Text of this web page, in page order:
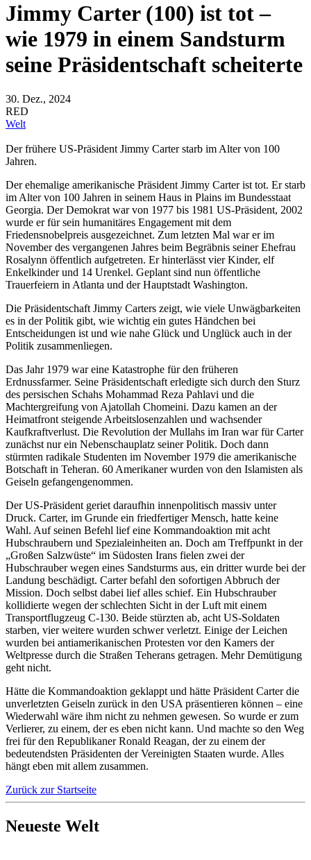
Jimmy Carter (100) ist tot –
wie 1979 in einem Sandsturm
seine Präsidentschaft scheiterte
30. Dez., 2024
RED
Welt
Der frühere US-Präsident Jimmy Carter starb im Alter von 100
Jahren.
Der ehemalige amerikanische Präsident Jimmy Carter ist tot. Er starb
im Alter von 100 Jahren in seinem Haus in Plains im Bundesstaat
Georgia. Der Demokrat war von 1977 bis 1981 US-Präsident, 2002
wurde er für sein humanitäres Engagement mit dem
Friedensnobelpreis ausgezeichnet. Zum letzten Mal war er im
November des vergangenen Jahres beim Begräbnis seiner Ehefrau
Rosalynn öffentlich aufgetreten. Er hinterlässt vier Kinder, elf
Enkelkinder und 14 Urenkel. Geplant sind nun öffentliche
Trauerfeiern in Atlanta und der Hauptstadt Washington.
Die Präsidentschaft Jimmy Carters zeigt, wie viele Unwägbarkeiten
es in der Politik gibt, wie wichtig ein gutes Händchen bei
Entscheidungen ist und wie nahe Glück und Unglück auch in der
Politik zusammenliegen.
Das Jahr 1979 war eine Katastrophe für den früheren
Erdnussfarmer. Seine Präsidentschaft erledigte sich durch den Sturz
des persischen Schahs Mohammad Reza Pahlavi und die
Machtergreifung von Ajatollah Chomeini. Dazu kamen an der
Heimatfront steigende Arbeitslosenzahlen und wachsender
Kaufkraftverlust. Die Revolution der Mullahs im Iran war für Carter
zunächst nur ein Nebenschauplatz seiner Politik. Doch dann
stürmten radikale Studenten im November 1979 die amerikanische
Botschaft in Teheran. 60 Amerikaner wurden von den Islamisten als
Geiseln gefangengenommen.
Der US-Präsident geriet daraufhin innenpolitisch massiv unter
Druck. Carter, im Grunde ein friedfertiger Mensch, hatte keine
Wahl. Auf seinen Befehl lief eine Kommandoaktion mit acht
Hubschraubern und Spezialeinheiten an. Doch am Treffpunkt in der
„Großen Salzwüste“ im Südosten Irans fielen zwei der
Hubschrauber wegen eines Sandsturms aus, ein dritter wurde bei der
Landung beschädigt. Carter befahl den sofortigen Abbruch der
Mission. Doch selbst dabei lief alles schief. Ein Hubschrauber
kollidierte wegen der schlechten Sicht in der Luft mit einem
Transportflugzeug C-130. Beide stürzten ab, acht US-Soldaten
starben, vier weitere wurden schwer verletzt. Einige der Leichen
wurden bei antiamerikanischen Protesten vor den Kamers der
Weltpresse durch die Straßen Teherans getragen. Mehr Demütigung
geht nicht.
Hätte die Kommandoaktion geklappt und hätte Präsident Carter die
unverletzten Geiseln zurück in den USA präsentieren können – eine
Wiederwahl wäre ihm nicht zu nehmen gewesen. So wurde er zum
Verlierer, zu einem, der es eben nicht kann. Und machte so den Weg
frei für den Republikaner Ronald Reagan, der zu einem der
bedeutendsten Präsidenten der Vereinigten Staaten wurde. Alles
hängt eben mit allem zusammen.
Zurück zur Startseite
Neueste Welt